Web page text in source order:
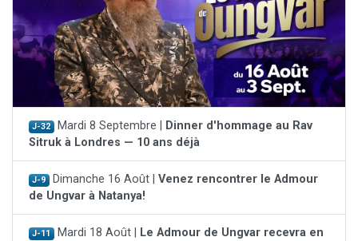
J-32 Mardi 8 Septembre |
Dinner d'hommage au Rav
Sitruk à Londres — 10 ans déjà
J-9 Dimanche 16 Août | Venez rencontrer le Admour
de Ungvar à Natanya!
J-11 Mardi 18 Août |
Le Admour de Ungvar recevra en